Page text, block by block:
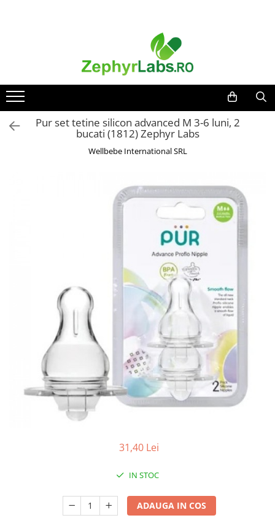
Alimentatie sanatoasa
Alimente
Dieta
Imunitate
Ceaiuri
Altele-Alimentatie sanatoasa
Suplimente alimentare copii
Produse antiparazitare
Sarcina si alaptare
Altele-Mama si copil
Produse pentru ingrijire si
frumusete
Ingrijire ten
Ingrijire maini si picioare
Pur set tetine silicon advanced M 3-6 luni, 2
bucati (1812) Zephyr Labs
Wellbebe International SRL
31,40 Lei
IN STOC
ADAUGA IN COS